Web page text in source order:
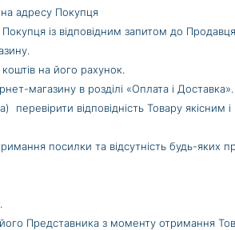
на адресу Покупця
із відповідним запитом до
на його рахунок.
магазину в розділі «Оплата і Доставка».
відповідність Товару якісним і
посилки та відсутність будь-яких
Представника з моменту отримання